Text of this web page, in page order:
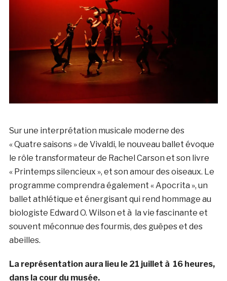
Sur une interprétation musicale moderne des
« Quatre saisons » de Vivaldi, le nouveau ballet évoque
le rôle transformateur de Rachel Carson et son livre
« Printemps silencieux », et son amour des oiseaux. Le
programme comprendra également « Apocrita », un
ballet athlétique et énergisant qui rend hommage au
biologiste Edward O. Wilson et à la vie fascinante et
souvent méconnue des fourmis, des guêpes et des
abeilles.
La représentation aura lieu le 21 juillet à 16 heures,
dans la cour du musée.